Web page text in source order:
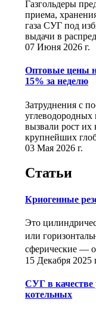
Газгольдеры
приема,
газа СУГ под
выдачи в
07 Июня 2026 г.
Оптовые цены
15% за неделю
Затруднения с
вызвали рост их
крупнейших
03 Мая 2026 г.
Статьи
Криогенные
Это
или
сферические ―
15 Декабря 2025
СУГ в качестве
котельных